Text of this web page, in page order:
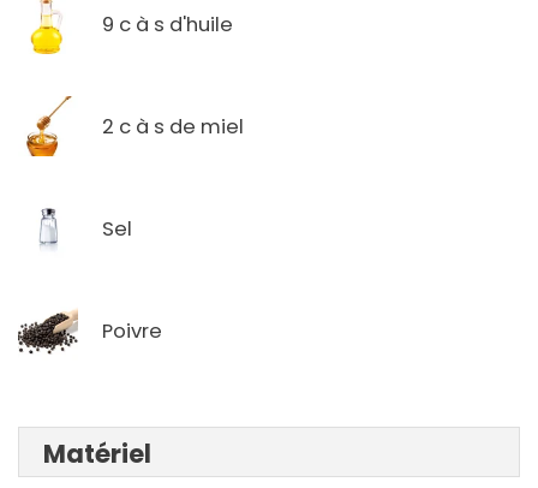
9 c à s d'huile
2 c à s de miel
Sel
Poivre
Matériel